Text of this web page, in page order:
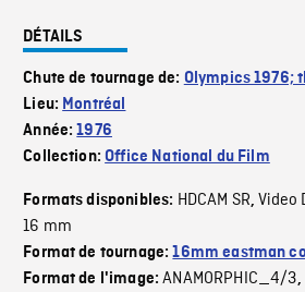
DÉTAILS
Chute de tournage de: Olympics 1976;
Lieu: Montréal
Année:1976
Collection:Office National du Film
Formats disponibles: HDCAM SR,Video
16 mm
Format de tournage:16mm eastman
Format de l'image:ANAMORPHIC_4/3,